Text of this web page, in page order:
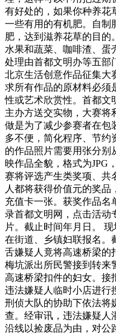
有好处的，如果你种养花
一些有用的有机肥。自制
肥，达到滋养花草的目的
水果和蔬菜、咖啡渣、蛋
处理由首都文明办等五
北京生活创意作品征集大
求所有作品的原材料必须
性或艺术欣赏性。首都文
主办方送交实物，大赛将
做是为了减少参赛者在包
多不便，简化程序、节约
的作品照片需要用张分别
映作品全貌，格式为JPG
赛将评选产生类奖项、共
人都将获得价值元的奖品
充值卡一张。获奖作品名
录首都文明网，点击活动
片。截止时间年月日。
在街道、乡镇妇联报名。
舌嫌疑人竟将高速桥梁的
梅坑派出所民警接到转来
高速桥梁扣件的妇女。接
违法嫌疑人临时小店进行
刑侦大队的协助下依法将
查。经审讯，违法嫌疑人
沿线以捡废品为由，对公